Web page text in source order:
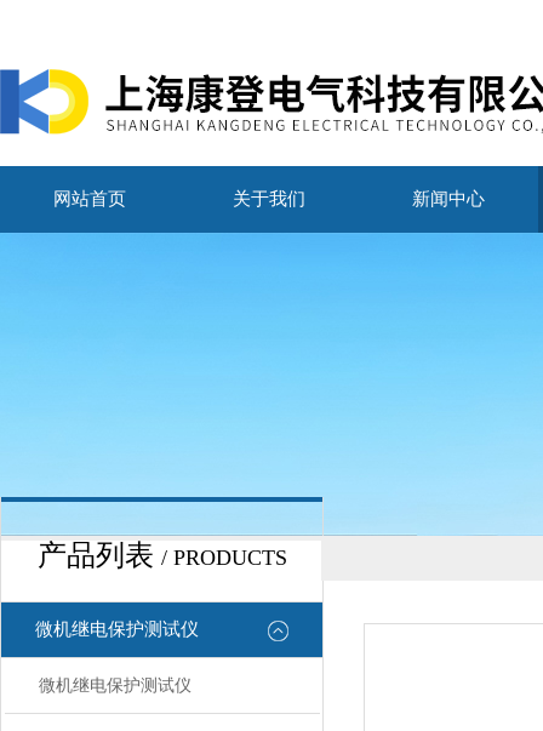
网站首页 关于我们 新闻中心
产品列表 / PRODUCTS
微机继电保护测试仪
微机继电保护测试仪